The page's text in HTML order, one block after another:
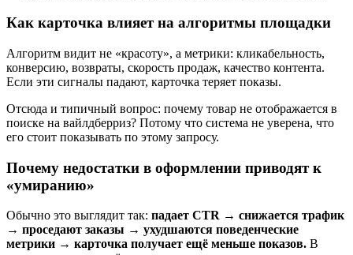
Как карточка влияет на алгоритмы площадки
Алгоритм видит не «красоту», а метрики: кликабельность,
конверсию, возвраты, скорость продаж, качество контента.
Если эти сигналы падают, карточка теряет показы.
Отсюда и типичный вопрос: почему товар не отображается в
поиске на вайлдберриз? Потому что система не уверена, что
его стоит показывать по этому запросу.
Почему недостатки в оформлении приводят к
«умиранию»
Обычно это выглядит так: падает CTR → снижается трафик
→ проседают заказы → ухудшаются поведенческие
метрики → карточка получает ещё меньше показов. В